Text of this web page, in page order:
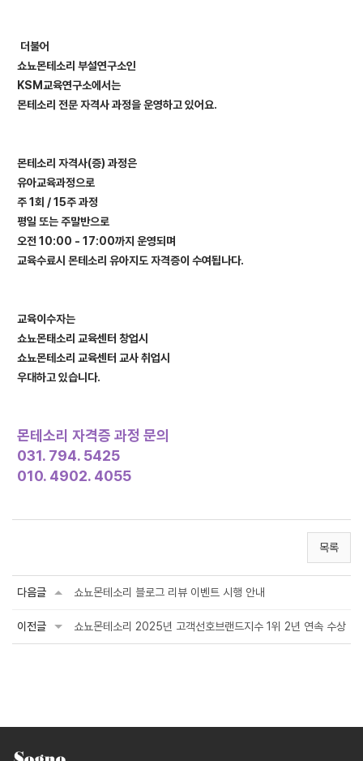
더불어
쇼뇨몬테소리 부설연구소인
KSM교육연구소에서는
몬테소리 전문 자격사 과정을 운영하고 있어요.
몬테소리 자격사(증) 과정은
유아교육과정으로
주 1회 / 15주 과정
평일 또는 주말반으로
오전 10:00 - 17:00까지 운영되며
교육수료시 몬테소리 유아지도 자격증이 수여됩나다.
교육이수자는
쇼뇨몬태소리 교육센터 창업시
쇼뇨몬테소리 교육센터 교사 취업시
우대하고 있습니다.
몬테소리 자격증 과정 문의
031. 794. 5425
010. 4902. 4055
목록
다음글 쇼뇨몬테소리 블로그 리뷰 이벤트 시행 안내
이전글 쇼뇨몬테소리 2025년 고객선호브랜드지수 1위 2년 연속 수상